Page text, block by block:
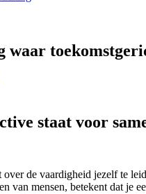
waar
staat voor
de vaardigheid jezelf te
van mensen, betekent dat je